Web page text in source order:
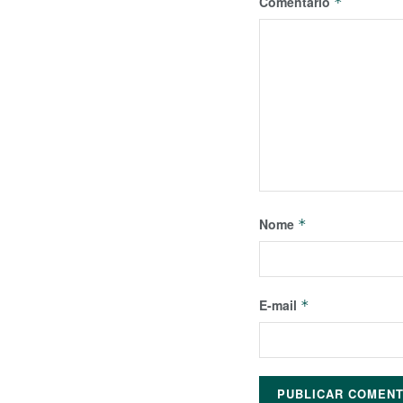
Nome *
E-mail *